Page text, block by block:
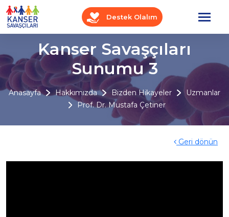
Destek Olalım
Kanser Savaşçıları
Sunumu 3
Anasayfa Hakkımızda Bizden Hikayeler
Uzmanlar
Prof. Dr. Mustafa Çetiner
Geri dönün